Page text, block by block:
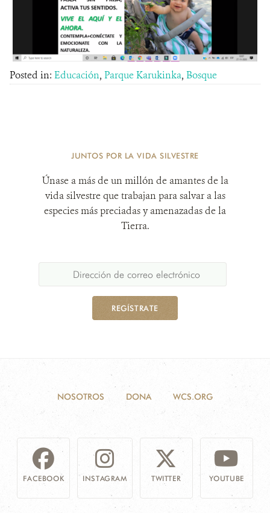
Posted in: Educación, Parque Karukinka, Bosque
JUNTOS POR LA VIDA SILVESTRE
Únase a más de un millón de amantes de la
vida silvestre que trabajan para salvar a las
especies más preciadas y amenazadas de la
Tierra.
REGÍSTRATE
NOSOTROS DONA WCS.ORG
FACEBOOK INSTAGRAM TWITTER YOUTUBE